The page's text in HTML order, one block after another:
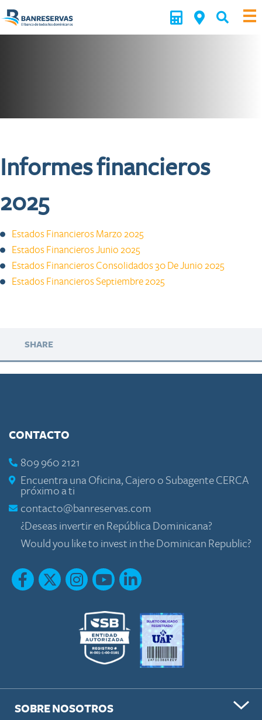
Informes financieros
2025
Estados Financieros Marzo 2025
Estados Financieros Junio 2025​
Estados Financieros Consolidados 30 De Junio 2025
Estados Financieros Septiembre 2025
SHARE
CONTACTO
809 960 2121
Encuentra una Oficina, Cajero o Subagente CERCA
próximo a ti
contacto@banreservas.com
¿Deseas invertir en República Dominicana?
Would you like to invest in the Dominican Republic?
SOBRE NOSOTROS